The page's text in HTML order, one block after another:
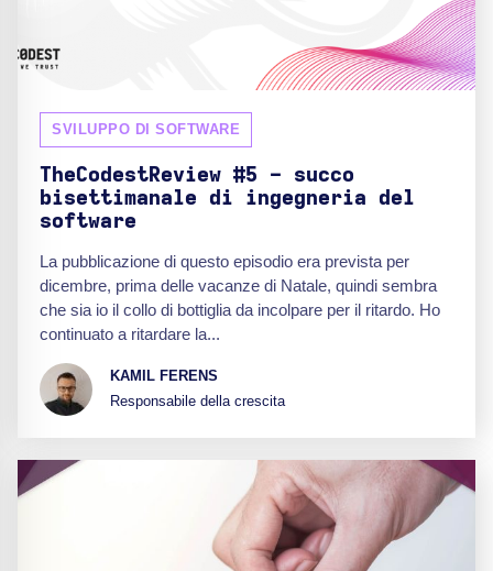
SVILUPPO DI SOFTWARE
TheCodestReview #5 - succo
bisettimanale di ingegneria del
software
La pubblicazione di questo episodio era prevista per
dicembre, prima delle vacanze di Natale, quindi sembra
che sia io il collo di bottiglia da incolpare per il ritardo. Ho
continuato a ritardare la...
KAMIL FERENS
Responsabile della crescita